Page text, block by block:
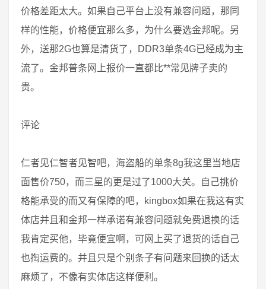
价格差距太大。如果自己平台上没有兼容问题，那同
样的性能，价格便宜那么多，为什么要选金邦呢。另
外，送那2G也算是清货了，DDR3单条4G已经成为主
流了。金邦普条网上报价一直都比**常见牌子卖的
贵。
评论
仁者见仁智者见智吧，海盗船的单条8g我这里当地店
面售价750，而三星的更是过了1000大关。自己挑价
格能承受的而又有保障的吧，kingbox如果在我这有实
体店并且和金邦一样承诺有兼容问题就免费退换的话
我肯定买他，毕竟便宜啊，可网上买了退货的话自己
也掏运费的。并且只是个别条子有问题来回换的话太
麻烦了，不像有实体店这样便利。